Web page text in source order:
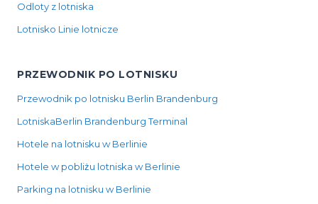
Odloty z lotniska
Lotnisko Linie lotnicze
PRZEWODNIK PO LOTNISKU
Przewodnik po lotnisku Berlin Brandenburg
LotniskaBerlin Brandenburg Terminal
Hotele na lotnisku w Berlinie
Hotele w pobliżu lotniska w Berlinie
Parking na lotnisku w Berlinie